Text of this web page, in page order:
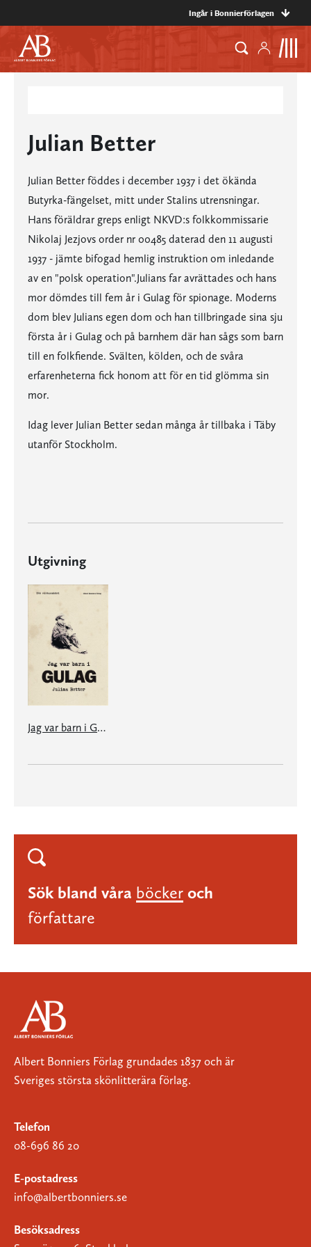
Ingår i Bonnierförlagen
Julian Better
Julian Better föddes i december 1937 i det ökända
Butyrka-fängelset, mitt under Stalins utrensningar.
Hans föräldrar greps enligt NKVD:s folkkommissarie
Nikolaj Jezjovs order nr 00485 daterad den 11 augusti
1937 - jämte bifogad hemlig instruktion om inledande
av en "polsk operation".Julians far avrättades och hans
mor dömdes till fem år i Gulag för spionage. Moderns
dom blev Julians egen dom och han tillbringade sina sju
första år i Gulag och på barnhem där han sågs som barn
till en folkfiende. Svälten, kölden, och de svåra
erfarenheterna fick honom att för en tid glömma sin
mor.
Idag lever Julian Better sedan många år tillbaka i Täby
utanför Stockholm.
Utgivning
Jag var barn i Gulag
Sök bland våra böcker och
författare
Albert Bonniers Förlag grundades 1837 och är
Sveriges största skönlitterära förlag.
Telefon
08-696 86 20
E-postadress
info@albertbonniers.se
Besöksadress